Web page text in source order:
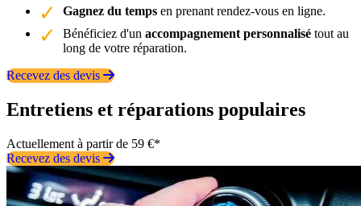
Gagnez du temps en prenant rendez-vous en ligne.
Bénéficiez d'un accompagnement personnalisé tout au
long de votre réparation.
Recevez des devis
Entretiens et réparations populaires
Actuellement à partir de 59 €*
Recevez des devis